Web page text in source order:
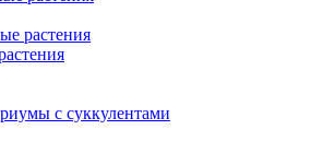
растения
с суккулентами